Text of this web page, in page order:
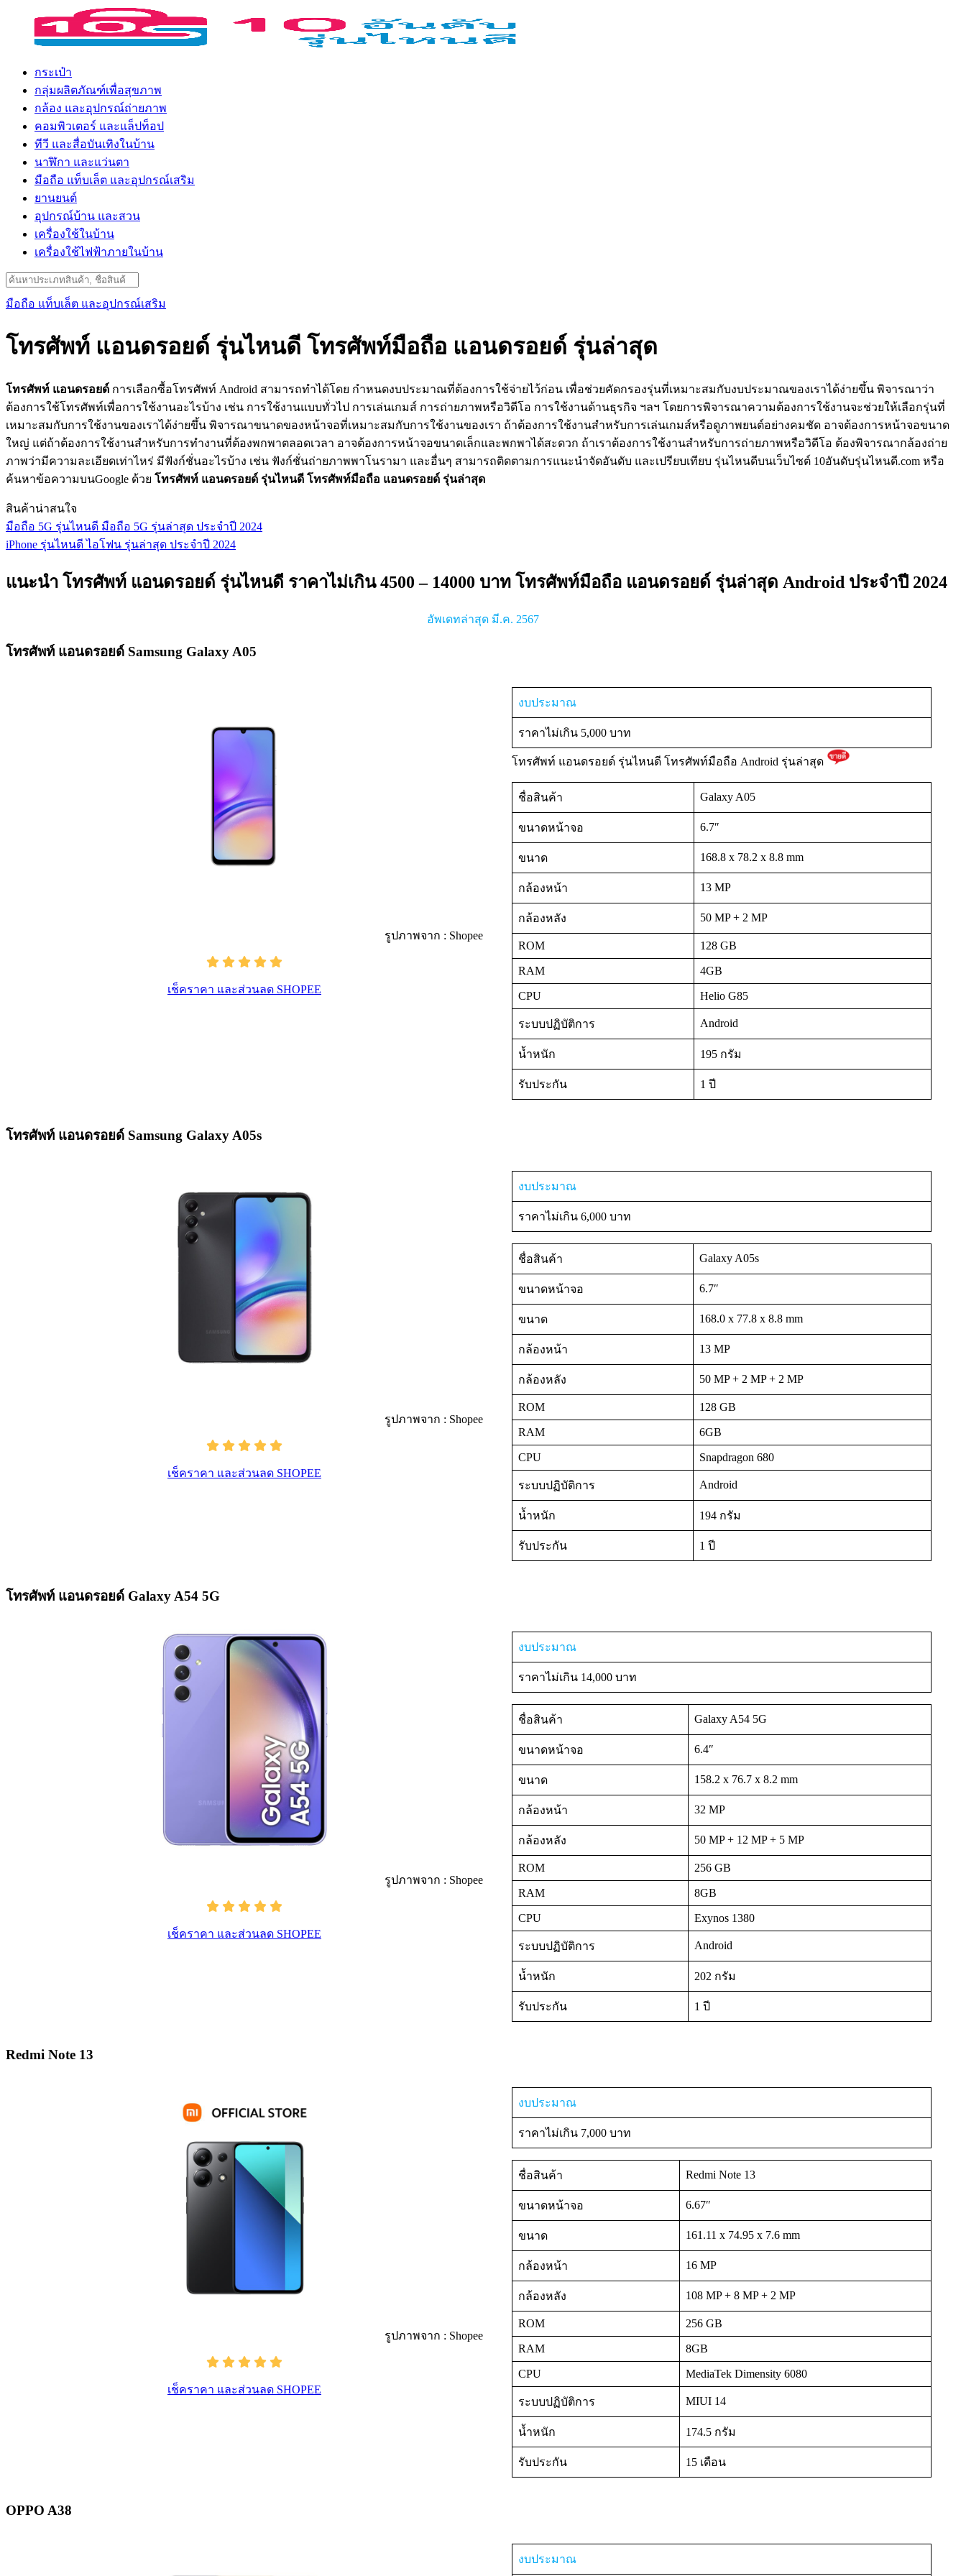
content
กระเป๋า
กลุ่มผลิตภัณฑ์เพื่อสุขภาพ
กล้อง และอุปกรณ์ถ่ายภาพ
คอมพิวเตอร์ และแล็ปท็อป
ทีวี และสื่อบันเทิงในบ้าน
นาฬิกา และแว่นตา
มือถือ แท็บเล็ต และอุปกรณ์เสริม
ยานยนต์
อุปกรณ์บ้าน และสวน
เครื่องใช้ในบ้าน
เครื่องใช้ไฟฟ้าภายในบ้าน
Search
for:
มือถือ แท็บเล็ต และอุปกรณ์เสริม
โทรศัพท์ แอนดรอยด์ รุ่นไหนดี โทรศัพท์มือถือ แอนดรอยด์ รุ่นล่าสุด
โทรศัพท์ แอนดรอยด์ การเลือกซื้อโทรศัพท์ Android สามารถทำได้โดย กำหนดงบประมาณที่ต้องการใช้จ่ายไว้ก่อน เพื่อช่วยคัดกรองรุ่นที่เหมาะสมกับงบประมาณของเราได้ง่ายขึ้น พิจารณาว่า
ต้องการใช้โทรศัพท์เพื่อการใช้งานอะไรบ้าง เช่น การใช้งานแบบทั่วไป การเล่นเกมส์ การถ่ายภาพหรือวิดีโอ การใช้งานด้านธุรกิจ ฯลฯ โดยการพิจารณาความต้องการใช้งานจะช่วยให้เลือกรุ่นที่
เหมาะสมกับการใช้งานของเราได้ง่ายขึ้น พิจารณาขนาดของหน้าจอที่เหมาะสมกับการใช้งานของเรา ถ้าต้องการใช้งานสำหรับการเล่นเกมส์หรือดูภาพยนต์อย่างคมชัด อาจต้องการหน้าจอขนาด
ใหญ่ แต่ถ้าต้องการใช้งานสำหรับการทำงานที่ต้องพกพาตลอดเวลา อาจต้องการหน้าจอขนาดเล็กและพกพาได้สะดวก ถ้าเราต้องการใช้งานสำหรับการถ่ายภาพหรือวิดีโอ ต้องพิจารณากล้องถ่าย
ภาพว่ามีความละเอียดเท่าไหร่ มีฟังก์ชั่นอะไรบ้าง เช่น ฟังก์ชั่นถ่ายภาพพาโนรามา และอื่นๆ สามารถติดตามการแนะนำจัดอันดับ และเปรียบเทียบ รุ่นไหนดีบนเว็บไซต์ 10อันดับรุ่นไหนดี.com หรือ
ค้นหาข้อความบนGoogle ด้วย โทรศัพท์ แอนดรอยด์ รุ่นไหนดี โทรศัพท์มือถือ แอนดรอยด์ รุ่นล่าสุด
สินค้าน่าสนใจ
มือถือ 5G รุ่นไหนดี มือถือ 5G รุ่นล่าสุด ประจำปี 2024
iPhone รุ่นไหนดี ไอโฟน รุ่นล่าสุด ประจำปี 2024
แนะนำ โทรศัพท์ แอนดรอยด์ รุ่นไหนดี ราคาไม่เกิน 4500 – 14000 บาท โทรศัพท์มือถือ แอนดรอยด์ รุ่นล่าสุด Android ประจำปี 2024
อัพเดทล่าสุด มี.ค. 2567
โทรศัพท์ แอนดรอยด์ Samsung Galaxy A05
รูปภาพจาก : Shopee
เช็คราคา และส่วนลด SHOPEE
งบประมาณ
ราคาไม่เกิน 5,000 บาท
โทรศัพท์ แอนดรอยด์ รุ่นไหนดี โทรศัพท์มือถือ Android รุ่นล่าสุด
ชื่อสินค้า Galaxy A05
ขนาดหน้าจอ 6.7″
ขนาด 168.8 x 78.2 x 8.8 mm
กล้องหน้า 13 MP
กล้องหลัง 50 MP + 2 MP
ROM 128 GB
RAM 4GB
CPU Helio G85
ระบบปฏิบัติการ Android
น้ำหนัก 195 กรัม
รับประกัน 1 ปี
โทรศัพท์ แอนดรอยด์ Samsung Galaxy A05s
รูปภาพจาก : Shopee
เช็คราคา และส่วนลด SHOPEE
งบประมาณ
ราคาไม่เกิน 6,000 บาท
ชื่อสินค้า Galaxy A05s
ขนาดหน้าจอ 6.7″
ขนาด 168.0 x 77.8 x 8.8 mm
กล้องหน้า 13 MP
กล้องหลัง 50 MP + 2 MP + 2 MP
ROM 128 GB
RAM 6GB
CPU Snapdragon 680
ระบบปฏิบัติการ Android
น้ำหนัก 194 กรัม
รับประกัน 1 ปี
โทรศัพท์ แอนดรอยด์ Galaxy A54 5G
รูปภาพจาก : Shopee
เช็คราคา และส่วนลด SHOPEE
งบประมาณ
ราคาไม่เกิน 14,000 บาท
ชื่อสินค้า Galaxy A54 5G
ขนาดหน้าจอ 6.4″
ขนาด 158.2 x 76.7 x 8.2 mm
กล้องหน้า 32 MP
กล้องหลัง 50 MP + 12 MP + 5 MP
ROM 256 GB
RAM 8GB
CPU Exynos 1380
ระบบปฏิบัติการ Android
น้ำหนัก 202 กรัม
รับประกัน 1 ปี
Redmi Note 13
รูปภาพจาก : Shopee
เช็คราคา และส่วนลด SHOPEE
งบประมาณ
ราคาไม่เกิน 7,000 บาท
ชื่อสินค้า Redmi Note 13
ขนาดหน้าจอ 6.67″
ขนาด 161.11 x 74.95 x 7.6 mm
กล้องหน้า 16 MP
กล้องหลัง 108 MP + 8 MP + 2 MP
ROM 256 GB
RAM 8GB
CPU MediaTek Dimensity 6080
ระบบปฏิบัติการ MIUI 14
น้ำหนัก 174.5 กรัม
รับประกัน 15 เดือน
OPPO A38
งบประมาณ